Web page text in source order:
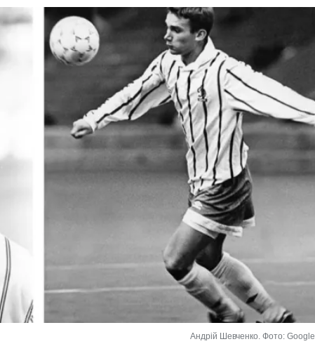
Андрій Шевченко. Фото: Google